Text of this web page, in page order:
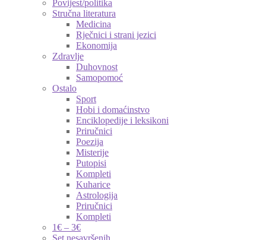
Povijest/politika
Stručna literatura
Medicina
Rječnici i strani jezici
Ekonomija
Zdravlje
Duhovnost
Samopomoć
Ostalo
Sport
Hobi i domaćinstvo
Enciklopedije i leksikoni
Priručnici
Poezija
Misterije
Putopisi
Kompleti
Kuharice
Astrologija
Priručnici
Kompleti
1€ – 3€
Set nesavršenih